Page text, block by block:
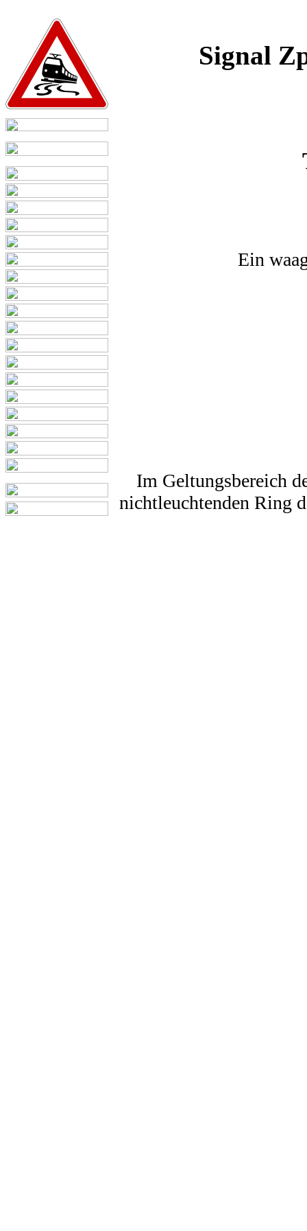
Signal
Ein
Im Geltungsbereich
nichtleuchtenden Ring